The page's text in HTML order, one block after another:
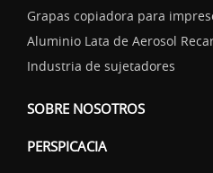
Grapas copiadora para
Aluminio Lata de Aerosol
Industria de sujetadores
SOBRE NOSOTROS
PERSPICACIA